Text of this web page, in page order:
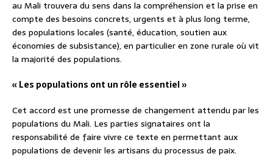
au Mali trouvera du sens dans la compréhension et la prise en
compte des besoins concrets, urgents et à plus long terme,
des populations locales (santé, éducation, soutien aux
économies de subsistance), en particulier en zone rurale où vit
la majorité des populations.
« Les populations ont un rôle essentiel »
Cet accord est une promesse de changement attendu par les
populations du Mali. Les parties signataires ont la
responsabilité de faire vivre ce texte en permettant aux
populations de devenir les artisans du processus de paix.